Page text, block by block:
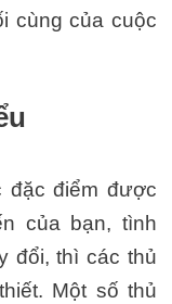
cùng của cuộc
đặc điểm được
của bạn, tình
đổi, thì các thủ
Một số thủ